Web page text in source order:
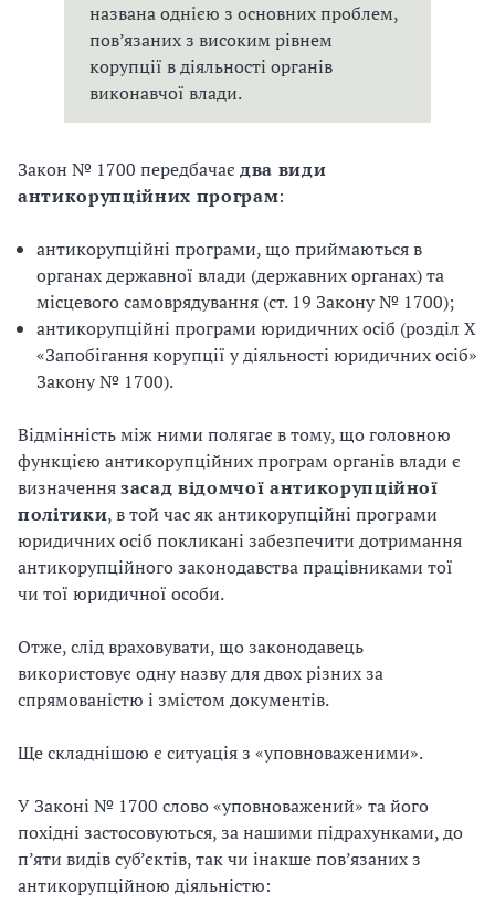
названа однією з основних проблем,
пов’язаних з високим рівнем
корупції в діяльності органів
виконавчої влади.
Закон № 1700 передбачає два види
антикорупційних програм:
антикорупційні програми, що приймаються в
органах державної влади (державних органах) та
місцевого самоврядування (ст. 19 Закону № 1700);
антикорупційні програми юридичних осіб (розділ X
«Запобігання корупції у діяльності юридичних осіб»
Закону № 1700).
Відмінність між ними полягає в тому, що головною
функцією антикорупційних програм органів влади є
визначеннязасад відомчої антикорупційної
політики, в той час як антикорупційні програми
юридичних осіб покликані забезпечити дотримання
антикорупційного законодавства працівниками тої
чи тої юридичної особи.
Отже, слід враховувати, що законодавець
використовує одну назву для двох різних за
спрямованістю і змістом документів.
Ще складнішою є ситуація з «уповноваженими».
У Законі № 1700 слово «уповноважений» та його
похідні застосовуються, за нашими підрахунками, до
п’яти видів суб’єктів, так чи інакше пов’язаних з
антикорупційною діяльністю: